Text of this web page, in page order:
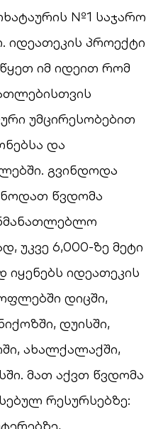
№1 საჯარო
იდეათეკის პროექტი
იმ იდეით რომ
უმცირესობებით
და
გვინდოდა
წვდომა
უკვე 6,000-ზე მეტი
იდეათეკის
დიცში,
დუისში,
ახალქალაქში,
მათ აქვთ წვდომა
რესურსებზე: